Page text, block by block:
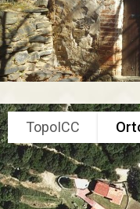
TopoICC